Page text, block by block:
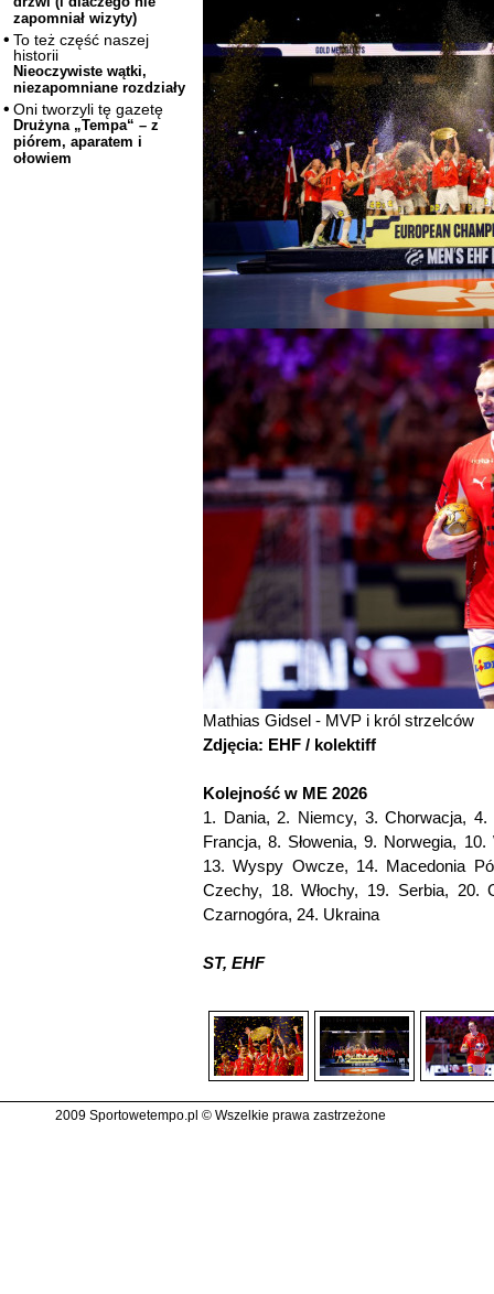
zapomniał wizyty)
To też część naszej
historii
Nieoczywiste wątki,
niezapomniane rozdziały
Oni tworzyli tę gazetę
Drużyna „Tempa“ – z
piórem, aparatem i
ołowiem
Mathias Gidsel - MVP i król strzelców
Zdjęcia: EHF / kolektiff
Kolejność w ME 2026
1. Dania, 2. Niemcy, 3. Chorwacja,
Francja, 8. Słowenia, 9. Norwegia,
13. Wyspy Owcze, 14. Macedonia
Czechy, 18. Włochy, 19. Serbia,
Czarnogóra, 24. Ukraina
ST, EHF
2009 Sportowetempo.pl © Wszelkie prawa zastrzeżone